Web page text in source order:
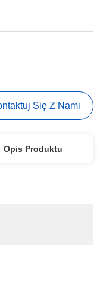
Się Z Nami
Opis Produktu